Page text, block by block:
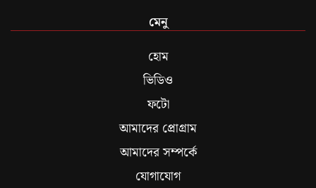
মেনু
হোম
ভিডিও
ফটো
আমাদের প্রোগ্রাম
আমাদের সম্পর্কে
যোগাযোগ